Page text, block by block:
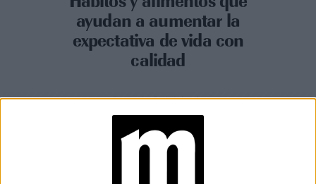
ayudan a aumentar la
expectativa de vida con
calidad
Espacio Publicitario